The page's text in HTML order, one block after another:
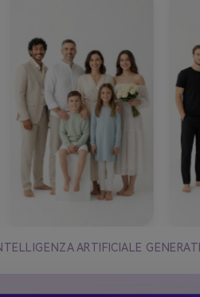
ARTIFICIALE